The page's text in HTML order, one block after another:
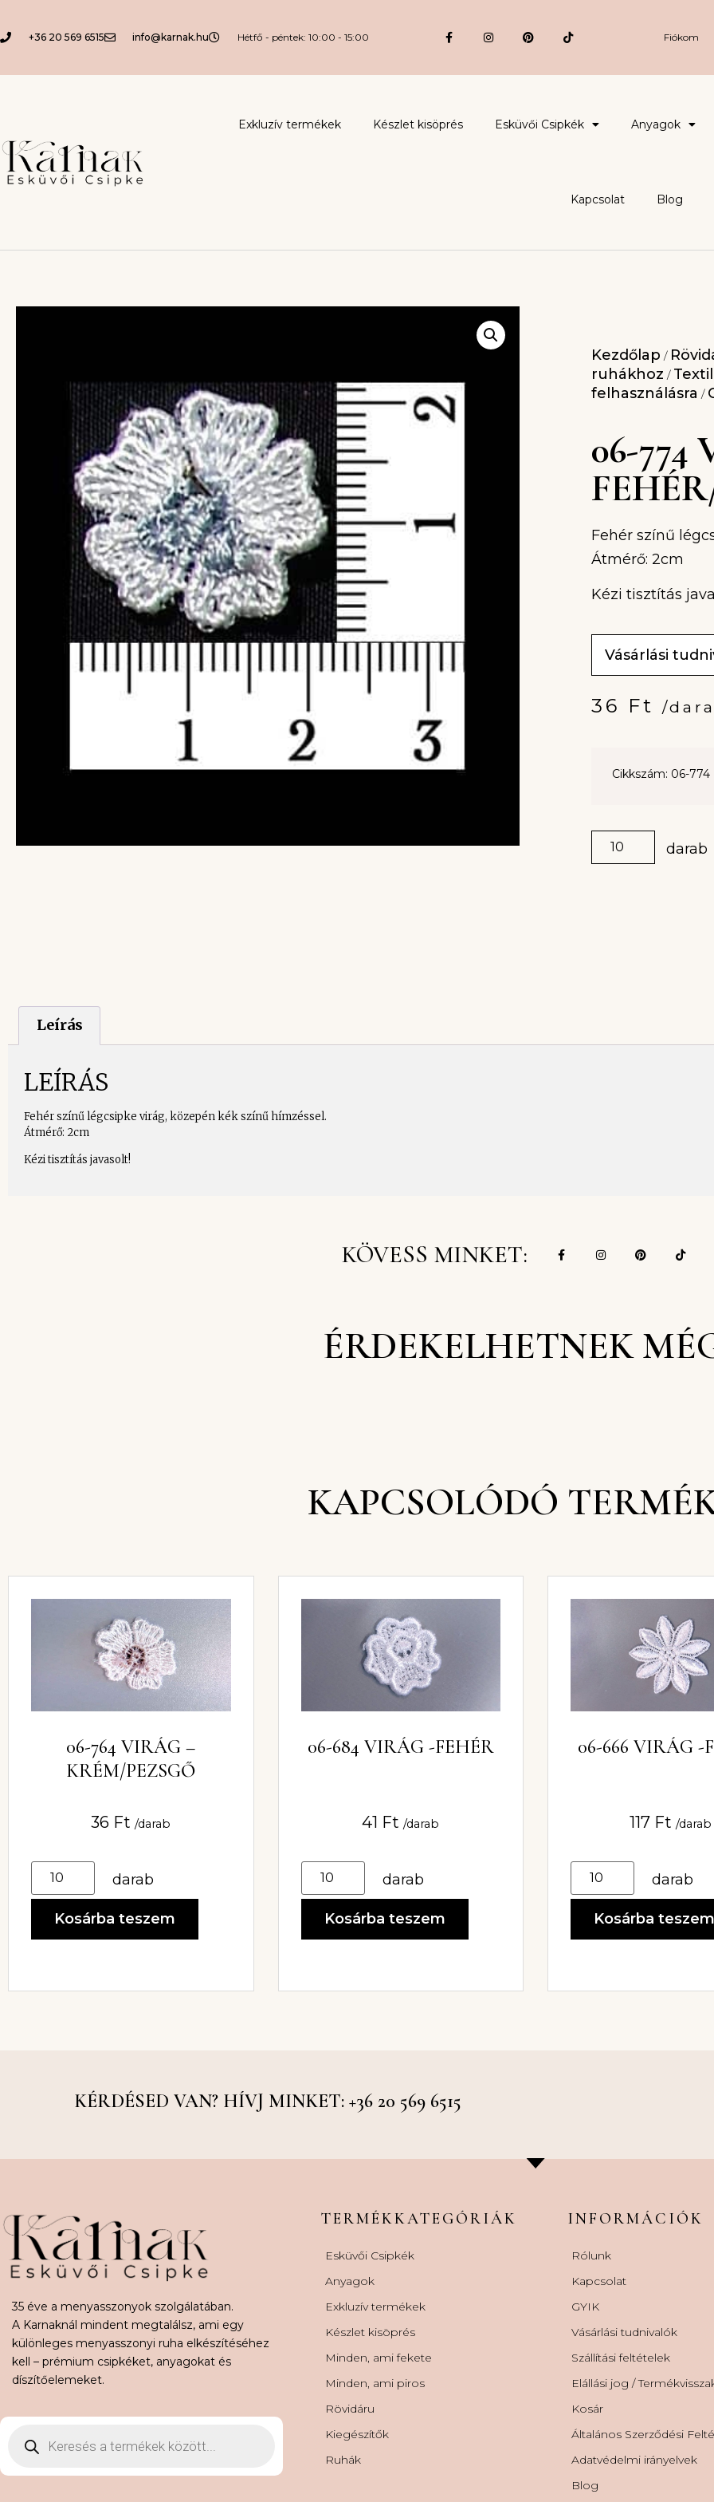
+36 20 569 6515 info@karnak.hu Hétfő - péntek: 10:00 - 15:00 Fiókom
Exkluzív termékek Készlet kisöprés Esküvői Csipkék Anyagok
Kapcsolat Blog
Kezdőlap /
ruhákhoz /
felhasználásra /
06-774
Fehér színű
Átmérő: 2cm
Kézi tisztítás
Vásárlási
36 Ft /
Cikkszám: 06-774
darab
Leírás
LEÍRÁS
Fehér színű légcsipke virág, közepén kék színű hímzéssel.
Átmérő: 2cm
Kézi tisztítás javasolt!
KÖVESS MINKET:
ÉRDEKELHETNEK
KAPCSOLÓDÓ
06-764 VIRÁG –
KRÉM/PEZSGŐ
36 Ft /darab
darab
Kosárba teszem
06-684 VIRÁG -FEHÉR
41 Ft /darab
darab
Kosárba teszem
06-666
117 Ft /darab
darab
Kosárba teszem
KÉRDÉSED VAN? HÍVJ MINKET: +36 20 569 6515
35 éve a menyasszonyok szolgálatában.
A Karnaknál mindent megtalálsz, ami egy
különleges menyasszonyi ruha elkészítéséhez
kell – prémium csipkéket, anyagokat és
díszítőelemeket.
TERMÉKKATEGÓRIÁK
Esküvői Csipkék
Anyagok
Exkluzív termékek
Készlet kisöprés
Minden, ami fekete
Minden, ami piros
Rövidáru
Kiegészítők
Ruhák
INFORMÁCIÓK
Rólunk
Kapcsolat
GYIK
Vásárlási tudnivalók
Szállítási feltételek
Elállási jog /
Kosár
Általános Szerződési
Adatvédelmi irányelvek
Blog